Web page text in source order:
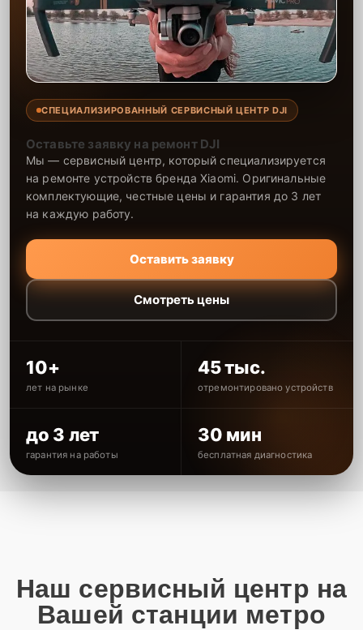
СПЕЦИАЛИЗИРОВАННЫЙ СЕРВИСНЫЙ ЦЕНТР DJI
Оставьте заявку на ремонт DJI
Мы — сервисный центр, который специализируется
на ремонте устройств бренда Xiaomi. Оригинальные
комплектующие, честные цены и гарантия до 3 лет
на каждую работу.
Оставить заявку
Смотреть цены
10+
лет на рынке
45 тыс.
отремонтировано устройств
до 3 лет
гарантия на работы
30 мин
бесплатная диагностика
Наш сервисный центр на
Вашей станции метро